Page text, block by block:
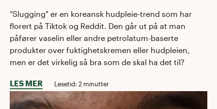
“Slugging" er en koreansk hudpleie-trend som har
florert på Tiktok og Reddit. Den går ut på at man
påfører vaselin eller andre petrolatum-baserte
produkter over fuktighetskremen eller hudpleien,
men er det virkelig så bra som de skal ha det til?
LES MER Lesetid: 2 minutter